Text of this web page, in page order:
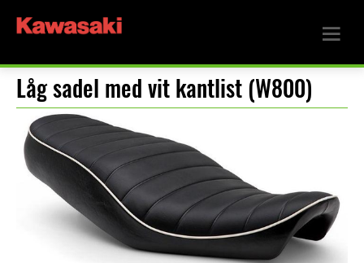
Låg sadel med vit kantlist (W800)